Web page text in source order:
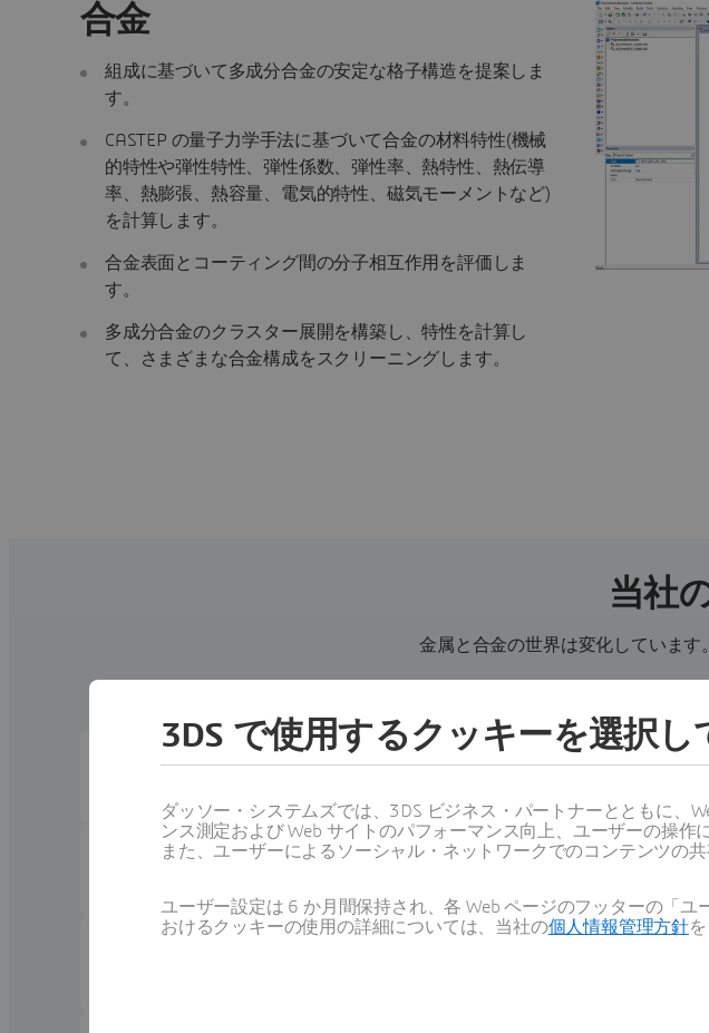
合金
組成に基づいて多成分合金の安定な格子構造を提案しま
す。
CASTEP の量子力学手法に基づいて合金の材料特性(機械
的特性や弾性特性、弾性係数、弾性率、熱特性、熱伝導
率、熱膨張、熱容量、電気的特性、磁気モーメントなど)
を計算します。
合金表面とコーティング間の分子相互作用を評価しま
す。
多成分合金のクラスター展開を構築し、特性を計算し
て、さまざまな合金構成をスクリーニングします。
当社
金属と合金の世界は変化しています
DATASHEETS
3DS で使用するクッキーを選択し
ダッソー・システムズでは、3DS ビジネス・パートナーとともに、
ンス測定および Web サイトのパフォーマンス向上、ユーザーの操
また、ユーザーによるソーシャル・ネットワークでのコンテンツの共
ユーザー設定は 6 か月間保持され、各 Web ページのフッターの「
おけるクッキーの使用の詳細については、当社の個人情報管理方針